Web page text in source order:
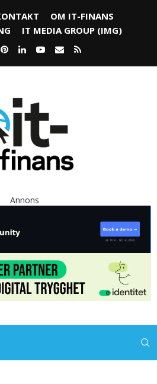
OM IT-FINANS
IT MEDIA GROUP (IMG)
Annons